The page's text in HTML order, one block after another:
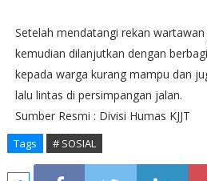
Setelah mendatangi rekan
kemudian dilanjutkan dengan
kepada warga kurang mampu dan
lalu lintas di persimpangan jalan.
Sumber Resmi : Divisi Humas KJJT
Tags # SOSIAL